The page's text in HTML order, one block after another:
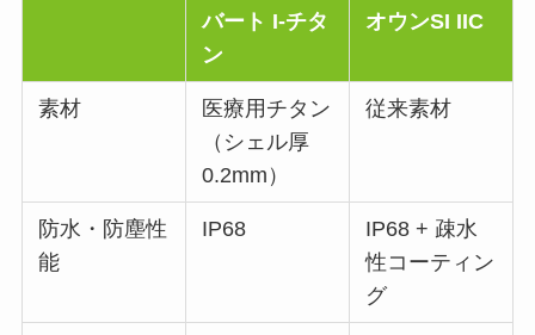
バート I-チタ
ン
オウンSI IIC
素材
医療用チタン
（シェル厚
0.2mm）
従来素材
防水・防塵性
能
IP68
IP68 + 疎水
性コーティン
グ